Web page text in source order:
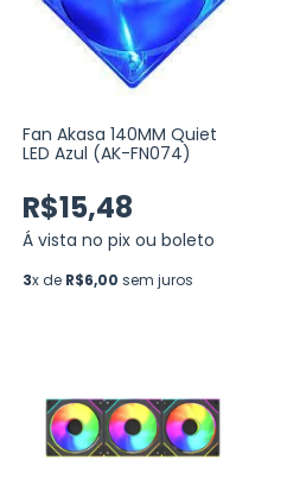
Fan Akasa 140MM Quiet
LED Azul (AK-FN074)
R$15,48
Á vista no pix ou boleto
3x de R$6,00 sem juros